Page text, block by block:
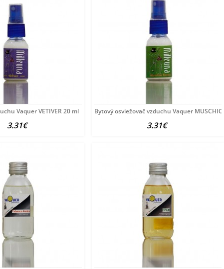
Vaquer VETIVER 20 ml
3.31€
Bytový osviežovač vzduchu Vaquer
3.31€